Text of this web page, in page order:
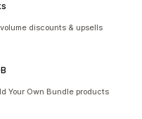
discounts & upsells
Your Own Bundle products